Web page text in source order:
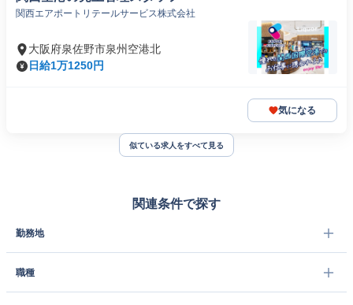
関西エアポートリテールサービス株式会社
大阪府泉佐野市泉州空港北
日給1万1250円
気になる
似ている求人をすべて見る
関連条件で探す
勤務地
職種